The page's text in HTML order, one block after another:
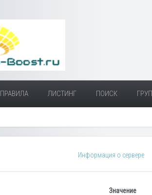
ПРАВИЛА ЛИСТИНГ ПОИСК
Информация о сервере
Значение